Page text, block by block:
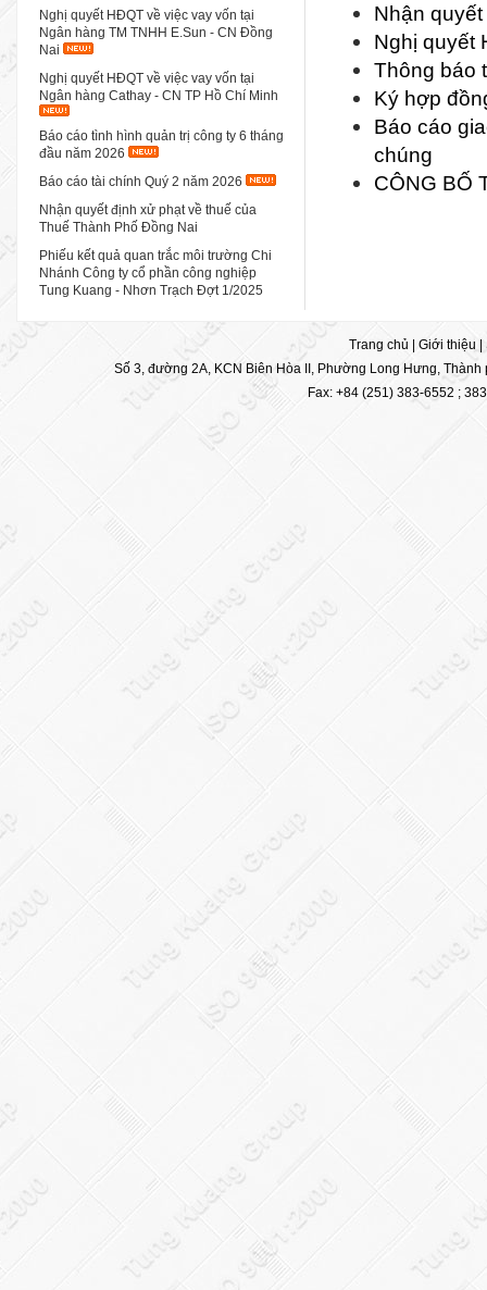
Nghị quyết HĐQT về việc vay vốn tại
Ngân hàng TM TNHH E.Sun - CN Đồng
Nai
Nghị quyết HĐQT về việc vay vốn tại
Ngân hàng Cathay - CN TP Hồ Chí Minh
Báo cáo tình hình quản trị công ty 6 tháng
đầu năm 2026
Báo cáo tài chính Quý 2 năm 2026
Nhận quyết định xử phạt về thuế của
Thuế Thành Phố Đồng Nai
Phiếu kết quả quan trắc môi trường Chi
Nhánh Công ty cổ phần công nghiệp
Tung Kuang - Nhơn Trạch Đợt 1/2025
Nhận
Nghị quyết
Thông báo
Ký hợp
Báo cáo
chúng
CÔNG BỐ
Trang chủ Giới thiệu
Số 3, đường 2A, KCN Biên Hòa II, Phường Long Hưng,
Fax: +84 (251) 383-6552 ;